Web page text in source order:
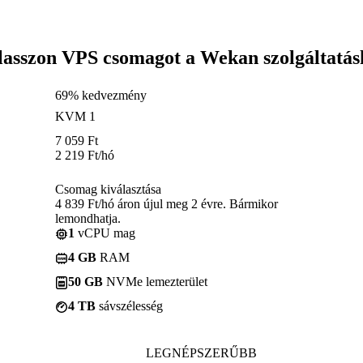
VPS csomagot a Wekan
69% kedvezmény
KVM 1
7 059 Ft
2 219 Ft/hó
Csomag kiválasztása
4 839 Ft/hó áron újul meg 2 évre. Bármikor
lemondhatja.
1 vCPU mag
4 GB RAM
50 GB NVMe lemezterület
4 TB sávszélesség
LEGNÉPSZERŰBB